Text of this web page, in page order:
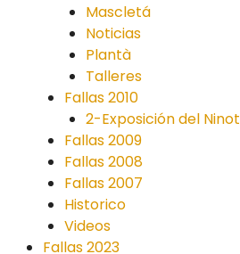
Mascletá
Noticias
Plantà
Talleres
Fallas 2010
2-Exposición del Ninot
Fallas 2009
Fallas 2008
Fallas 2007
Historico
Videos
Fallas 2023